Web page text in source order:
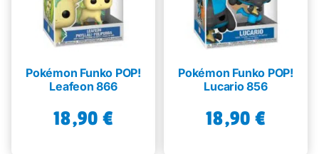
Pokémon Funko POP!
Leafeon 866
18,90 €
Pokémon Funko POP!
Lucario 856
18,90 €